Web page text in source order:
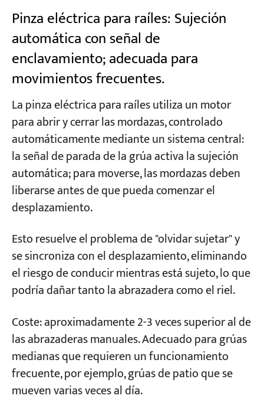
Pinza eléctrica para raíles: Sujeción
automática con señal de
enclavamiento; adecuada para
movimientos frecuentes.
La pinza eléctrica para raíles utiliza un motor
para abrir y cerrar las mordazas, controlado
automáticamente mediante un sistema central:
la señal de parada de la grúa activa la sujeción
automática; para moverse, las mordazas deben
liberarse antes de que pueda comenzar el
desplazamiento.
Esto resuelve el problema de "olvidar sujetar" y
se sincroniza con el desplazamiento, eliminando
el riesgo de conducir mientras está sujeto, lo que
podría dañar tanto la abrazadera como el riel.
Coste: aproximadamente 2-3 veces superior al de
las abrazaderas manuales. Adecuado para grúas
medianas que requieren un funcionamiento
frecuente, por ejemplo, grúas de patio que se
mueven varias veces al día.